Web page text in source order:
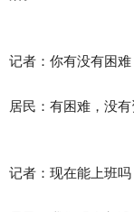
记者：你有没有困
居民：有困难，没
记者：现在能上班吗